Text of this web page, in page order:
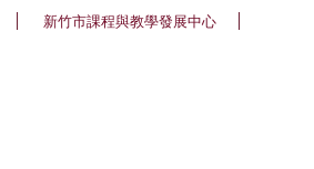
新竹市課程與教學發展中心